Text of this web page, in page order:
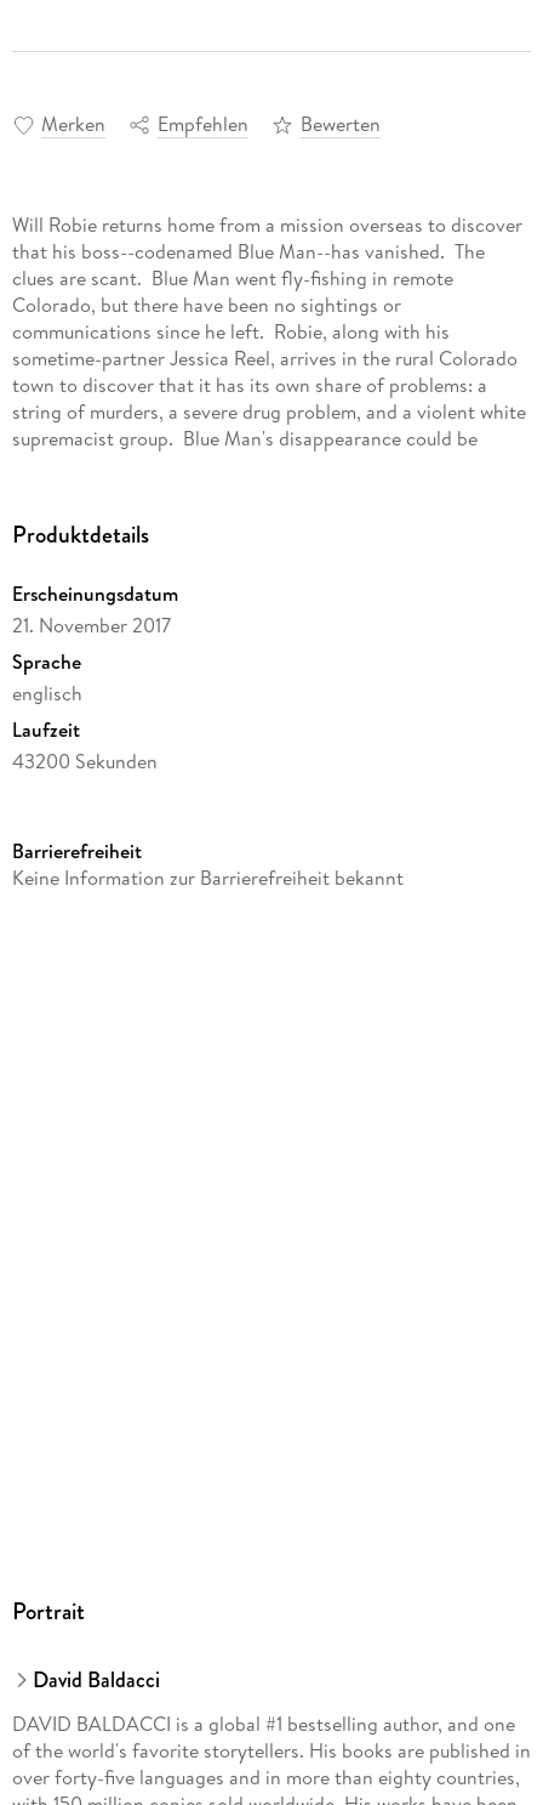
Merken Empfehlen Bewerten
Will Robie returns home from a mission overseas to discover
that his boss--codenamed Blue Man--has vanished. The
clues are scant. Blue Man went fly-fishing in remote
Colorado, but there have been no sightings or
communications since he left. Robie, along with his
sometime-partner Jessica Reel, arrives in the rural Colorado
town to discover that it has its own share of problems: a
string of murders, a severe drug problem, and a violent white
supremacist group. Blue Man's disappearance could be
themselves up against an adversary with superior firepower
out alive, with or without Blue Man...
Produktdetails
Erscheinungsdatum
21. November 2017
Sprache
englisch
Laufzeit
43200 Sekunden
Sprecher/Sprecherin
Barrierefreiheit
Keine Information zur Barrierefreiheit bekannt
Portrait
David Baldacci
DAVID BALDACCI is a global #1 bestselling author, and one
of the world's favorite storytellers. His books are published in
over forty-five languages and in more than eighty countries,